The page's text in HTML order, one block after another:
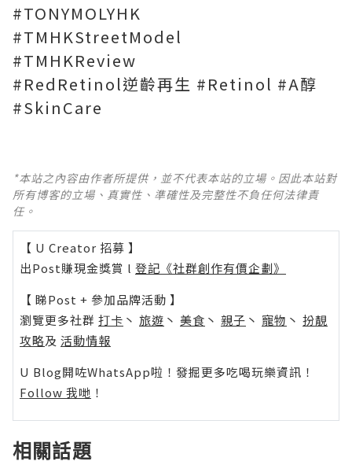
#TONYMOLYHK
#TMHKStreetModel
#TMHKReview
#RedRetinol逆齡再生 #Retinol #A醇
#SkinCare
*本站之內容由作者所提供，並不代表本站的立場。因此本站對
所有博客的立場、真實性、準確性及完整性不負任何法律責
任。
【 U Creator 招募 】
出Post賺現金獎賞 l 登記《社群創作有價企劃》
【 睇Post + 參加品牌活動 】
瀏覽更多社群 打卡 丶 旅遊 丶 美食 丶 親子 丶 寵物 丶 扮靚
攻略及 活動情報
U Blog開咗WhatsApp啦！發掘更多吃喝玩樂資訊！
Follow 我哋 ！
相關話題